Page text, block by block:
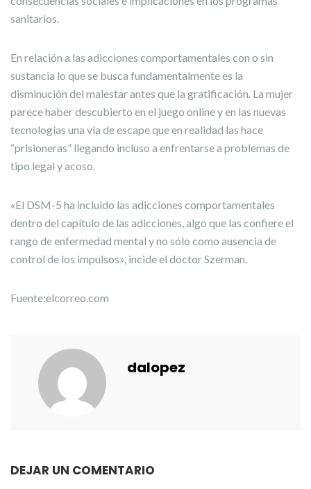
sanitarios.
En relación a las adicciones comportamentales con o sin
sustancia lo que se busca fundamentalmente es la
disminución del malestar antes que la gratificación. La mujer
parece haber descubierto en el juego online y en las nuevas
tecnologías una vía de escape que en realidad las hace
“prisioneras” llegando incluso a enfrentarse a problemas de
tipo legal y acoso.
«El DSM-5 ha incluido las adicciones comportamentales
dentro del capítulo de las adicciones, algo que las confiere el
rango de enfermedad mental y no sólo como ausencia de
control de los impulsos», incide el doctor Szerman.
Fuente:elcorreo.com
dalopez
DEJAR UN COMENTARIO